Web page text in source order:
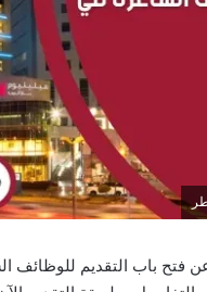
عن فتح باب التقديم